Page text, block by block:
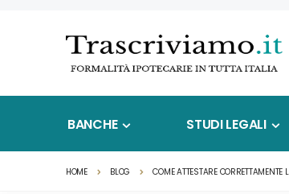
BANCHE STUDI LEGALI
HOME BLOG COME ATTESTARE